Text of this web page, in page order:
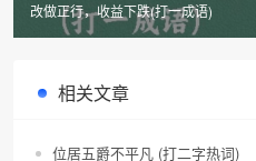
改做正行，收益下跌(打一成语)
相关文章
位居五爵不平凡 (打二字热词)